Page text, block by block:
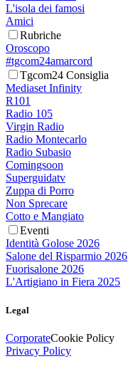
L'isola dei famosi
Amici
Rubriche
Oroscopo
#tgcom24amarcord
Tgcom24 Consiglia
Mediaset Infinity
R101
Radio 105
Virgin Radio
Radio Montecarlo
Radio Subasio
Comingsoon
Superguidatv
Zuppa di Porro
Non Sprecare
Cotto e Mangiato
Eventi
Identità Golose 2026
Salone del Risparmio 2026
Fuorisalone 2026
L'Artigiano in Fiera 2025
Legal
CorporateCookie Policy
Privacy Policy